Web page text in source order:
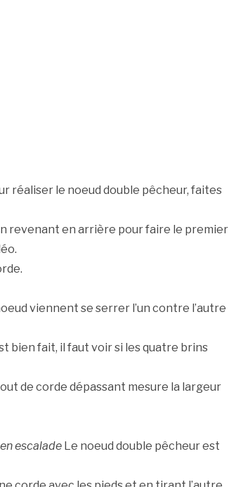
réaliser le noeud double pêcheur, faites
revenant en arrière pour faire le premier
viennent se serrer l’un contre l’autre
bien fait, il faut voir si les quatre brins
de corde dépassant mesure la largeur
escaladeLe noeud double pêcheur est